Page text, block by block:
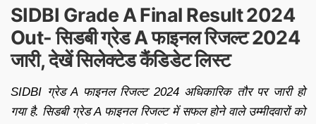
SIDBI Grade A Final Result 2024
Out- सिडबी ग्रेड A फाइनल रिजल्ट 2024
जारी, देखें सिलेक्टेड कैंडिडेट लिस्ट
SIDBI ग्रेड A फाइनल रिजल्ट 2024 अधिकारिक तौर पर जारी हो
गया है. सिडबी ग्रेड A फाइनल रिजल्ट में सफल होने वाले उम्मीदवारों को